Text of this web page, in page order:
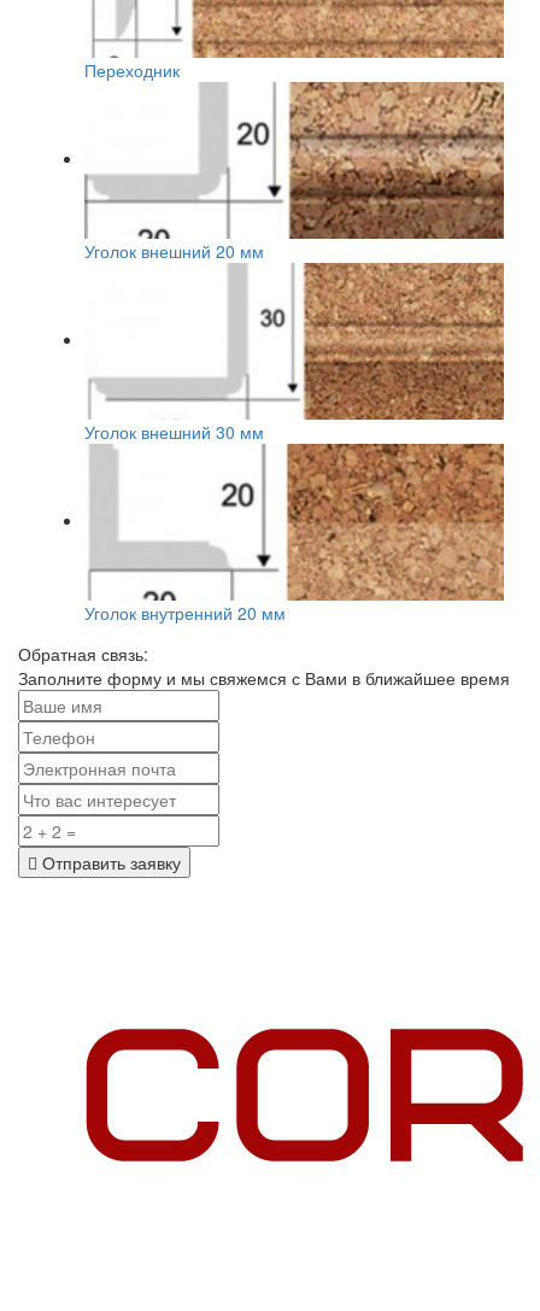
Переходник
Уголок внешний 20 мм
Уголок внешний 30 мм
Уголок внутренний 20 мм
Обратная связь:
Заполните форму и мы свяжемся с Вами в ближайшее время
Отправить заявку